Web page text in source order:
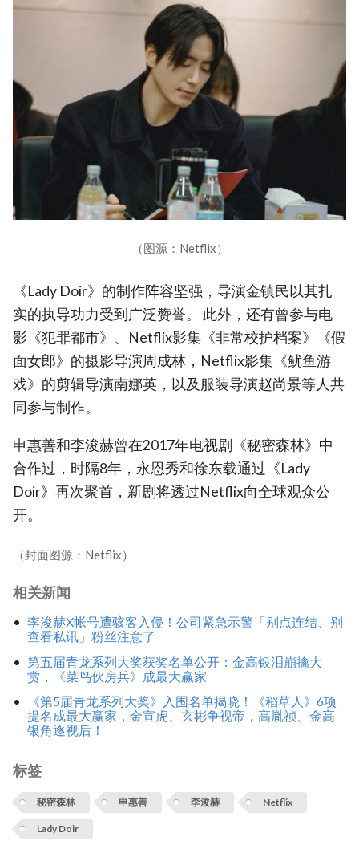
（图源：Netflix）
《Lady Doir》的制作阵容坚强，导演金镇民以其扎
实的执导功力受到广泛赞誉。 此外，还有曾参与电
影《犯罪都市》、Netflix影集《非常校护档案》《假
面女郎》的摄影导演周成林，Netflix影集《鱿鱼游
戏》的剪辑导演南娜英，以及服装导演赵尚景等人共
同参与制作。
申惠善和李浚赫曾在2017年电视剧《秘密森林》中
合作过，时隔8年，永恩秀和徐东载通过《Lady
Doir》再次聚首，新剧将透过Netflix向全球观众公
开。
（封面图源：Netflix）
相关新闻
李浚赫X帐号遭骇客入侵！公司紧急示警「别点连结、别
查看私讯」粉丝注意了
第五届青龙系列大奖获奖名单公开：金高银泪崩擒大
赏，《菜鸟伙房兵》成最大赢家
《第5届青龙系列大奖》入围名单揭晓！《稻草人》6项
提名成最大赢家，金宣虎、玄彬争视帝，高胤祯、金高
银角逐视后！
标签
秘密森林 申惠善 李浚赫 Netflix
Lady Doir